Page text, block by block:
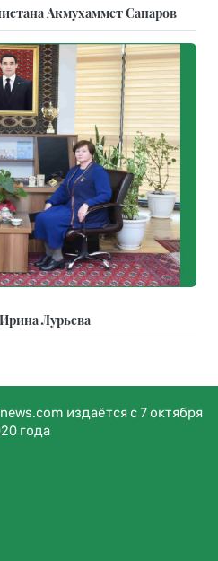
Акмухаммет Сапаров
Лурьева
издаётся с 7 октября
года